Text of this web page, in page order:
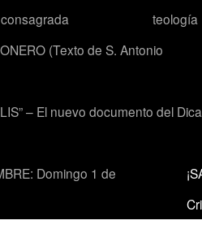
consagrada
teología
(Texto de S. Antonio
– El nuevo documento del
Domingo 1 de